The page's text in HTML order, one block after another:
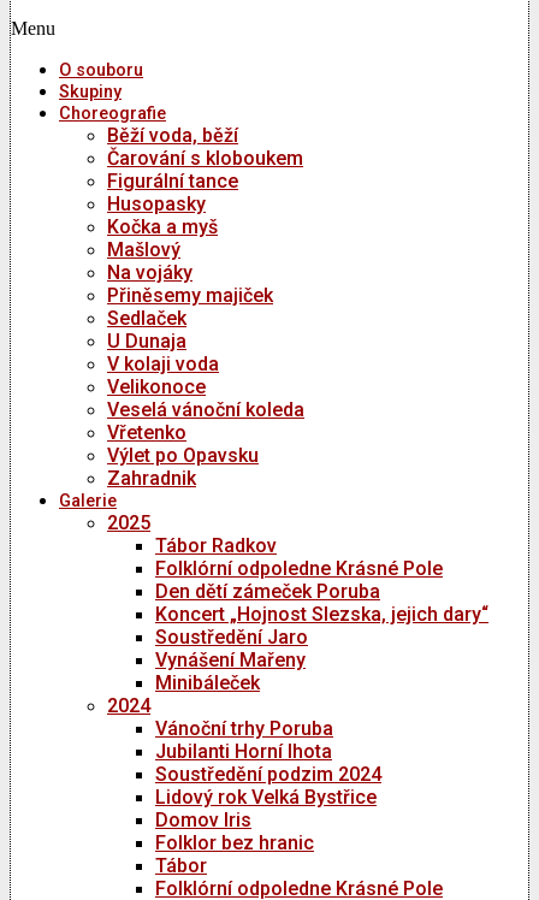
Menu
O souboru
Skupiny
Choreografie
Běží voda, běží
Čarování s kloboukem
Figurální tance
Husopasky
Kočka a myš
Mašlový
Na vojáky
Přiněsemy majiček
Sedlaček
U Dunaja
V kolaji voda
Velikonoce
Veselá vánoční koleda
Vřetenko
Výlet po Opavsku
Zahradnik
Galerie
2025
Tábor Radkov
Folklórní odpoledne Krásné Pole
Den dětí zámeček Poruba
Koncert „Hojnost Slezska, jejich dary“
Soustředění Jaro
Vynášení Mařeny
Minibáleček
2024
Vánoční trhy Poruba
Jubilanti Horní lhota
Soustředění podzim 2024
Lidový rok Velká Bystřice
Domov Iris
Folklor bez hranic
Tábor
Folklórní odpoledne Krásné Pole